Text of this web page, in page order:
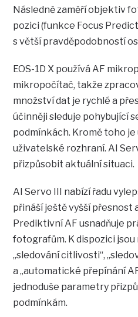
Následně zaměří objektiv
pozici (funkce Focus
s větší pravděpodobností
EOS-1D X používá AF
mikropočítač, takže
množství dat je rychlé a
účinněji sleduje pohybující
podmínkách. Kromě toho je
uživatelské rozhraní. AI
přizpůsobit aktuální situaci.
AI Servo III nabízí řadu
přináší ještě vyšší přesnost
Prediktivní AF usnadňuje
fotografům. K dispozici
„sledování citlivosti“,
a „automatické přepínání
jednoduše parametry
podmínkám.